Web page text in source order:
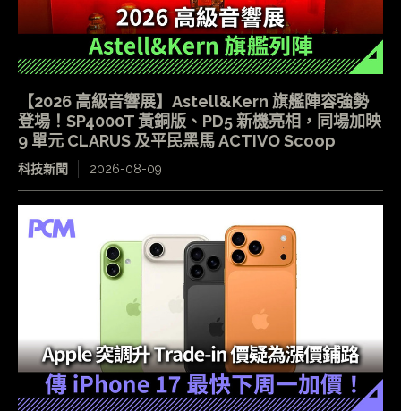
【2026 高級音響展】Astell&Kern 旗艦陣容強勢
登場！SP4000T 黃銅版、PD5 新機亮相，同場加映
9 單元 CLARUS 及平民黑馬 ACTIVO Scoop
科技新聞 2026-08-09